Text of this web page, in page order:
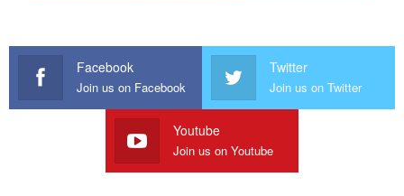
Facebook
Join us on Facebook
Twitter
Join us on Twitter
Youtube
Join us on Youtube